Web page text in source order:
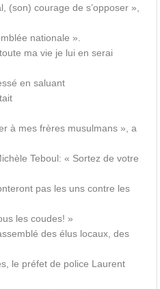
(son) courage de s’opposer »,
nationale ».
ma vie je lui en serai
en saluant
à mes frères musulmans », a
Teboul: « Sortez de votre
pas les uns contre les
les coudes! »
des élus locaux, des
le préfet de police Laurent